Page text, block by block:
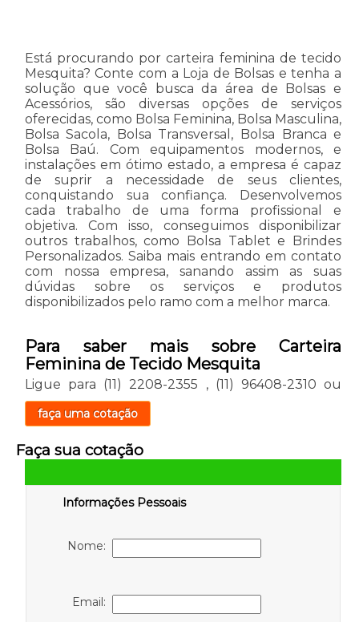
Está procurando por carteira feminina de tecido
Mesquita? Conte com a Loja de Bolsas e tenha a
solução que você busca da área de Bolsas e
Acessórios, são diversas opções de serviços
oferecidas, como Bolsa Feminina, Bolsa Masculina,
Bolsa Sacola, Bolsa Transversal, Bolsa Branca e
Bolsa Baú. Com equipamentos modernos, e
instalações em ótimo estado, a empresa é capaz
de suprir a necessidade de seus clientes,
conquistando sua confiança. Desenvolvemos
cada trabalho de uma forma profissional e
objetiva. Com isso, conseguimos disponibilizar
outros trabalhos, como Bolsa Tablet e Brindes
Personalizados. Saiba mais entrando em contato
com nossa empresa, sanando assim as suas
dúvidas sobre os serviços e produtos
disponibilizados pelo ramo com a melhor marca.
Para saber mais sobre Carteira
Feminina de Tecido Mesquita
Ligue para (11) 2208-2355 , (11) 96408-2310 ou
faça uma cotação
Faça sua cotação
Informações Pessoais
Nome:
Email: